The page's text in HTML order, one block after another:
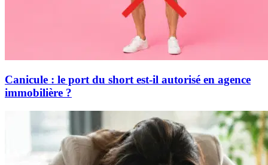
Canicule : le port du short est-il autorisé en agence
immobilière ?